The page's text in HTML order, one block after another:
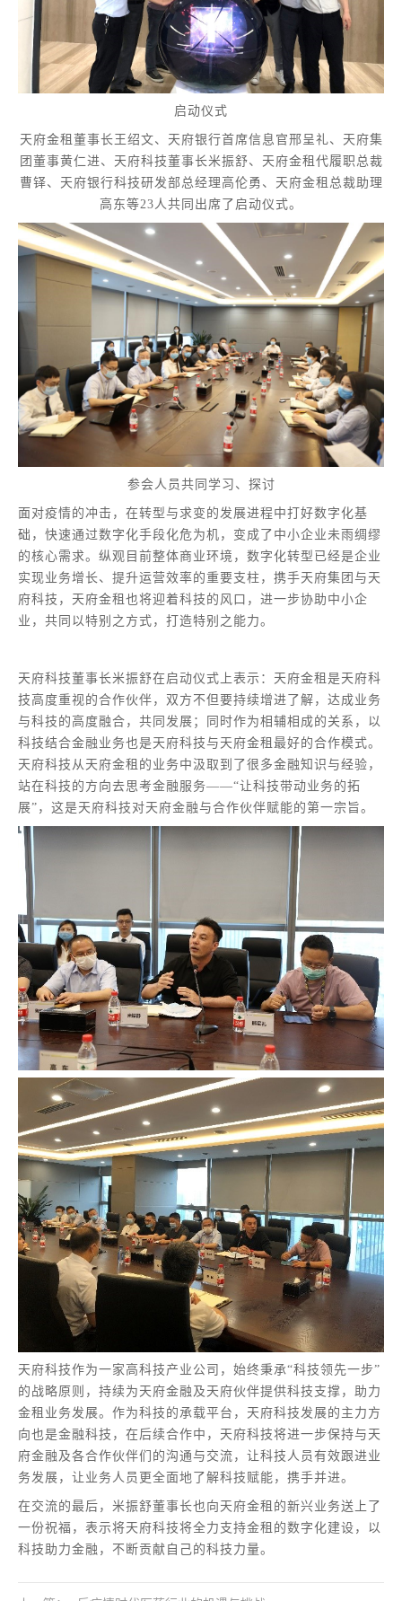
启动仪式
天府金租董事长王绍文、天府银行首席信息官邢呈礼、天府集
团董事黄仁进、天府科技董事长米振舒、天府金租代履职总裁
曹铎、天府银行科技研发部总经理高伦勇、天府金租总裁助理
高东等23人共同出席了启动仪式。
参会人员共同学习、探讨
面对疫情的冲击，在转型与求变的发展进程中打好数字化基
础，快速通过数字化手段化危为机，变成了中小企业未雨绸缪
的核心需求。纵观目前整体商业环境，数字化转型已经是企业
实现业务增长、提升运营效率的重要支柱，携手天府集团与天
府科技，天府金租也将迎着科技的风口，进一步协助中小企
业，共同以特别之方式，打造特别之能力。
天府科技董事长米振舒在启动仪式上表示：天府金租是天府科
技高度重视的合作伙伴，双方不但要持续增进了解，达成业务
与科技的高度融合，共同发展；同时作为相辅相成的关系，以
科技结合金融业务也是天府科技与天府金租最好的合作模式。
天府科技从天府金租的业务中汲取到了很多金融知识与经验，
站在科技的方向去思考金融服务——“让科技带动业务的拓
展”，这是天府科技对天府金融与合作伙伴赋能的第一宗旨。
天府科技作为一家高科技产业公司，始终秉承“科技领先一步”
的战略原则，持续为天府金融及天府伙伴提供科技支撑，助力
金租业务发展。作为科技的承载平台，天府科技发展的主力方
向也是金融科技，在后续合作中，天府科技将进一步保持与天
府金融及各合作伙伴们的沟通与交流，让科技人员有效跟进业
务发展，让业务人员更全面地了解科技赋能，携手并进。
在交流的最后，米振舒董事长也向天府金租的新兴业务送上了
一份祝福，表示将天府科技将全力支持金租的数字化建设，以
科技助力金融，不断贡献自己的科技力量。